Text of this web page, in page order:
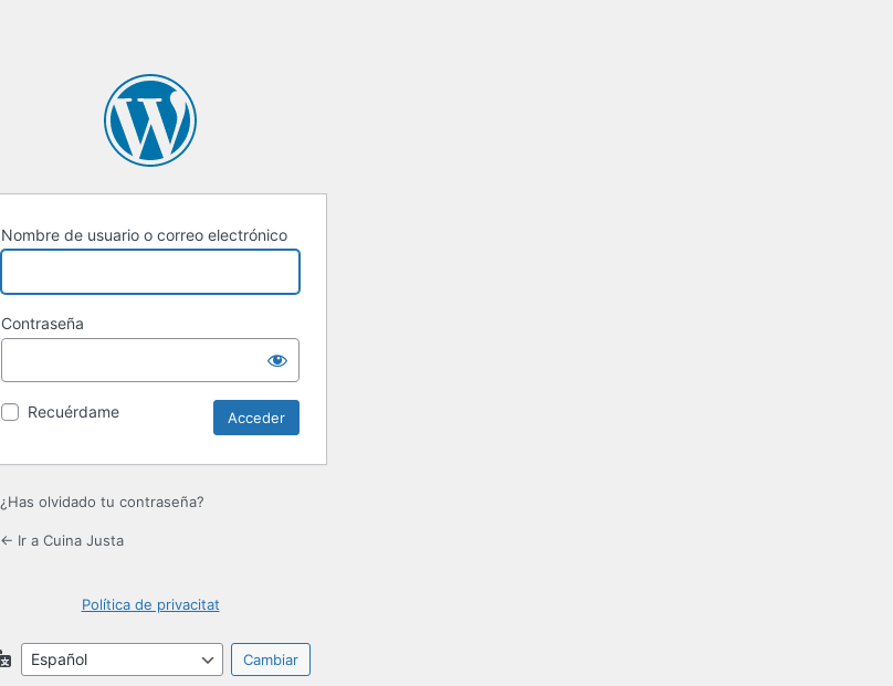
Nombre de usuario o correo electrónico
Contraseña
Recuérdame
¿Has olvidado tu contraseña?
← Ir a Cuina Justa
Política de privacitat
Idioma